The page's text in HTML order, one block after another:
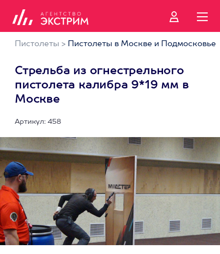
Пистолеты > Пистолеты в Москве и Подмосковье
Стрельба из огнестрельного
пистолета калибра 9*19 мм в
Москве
Артикул: 458